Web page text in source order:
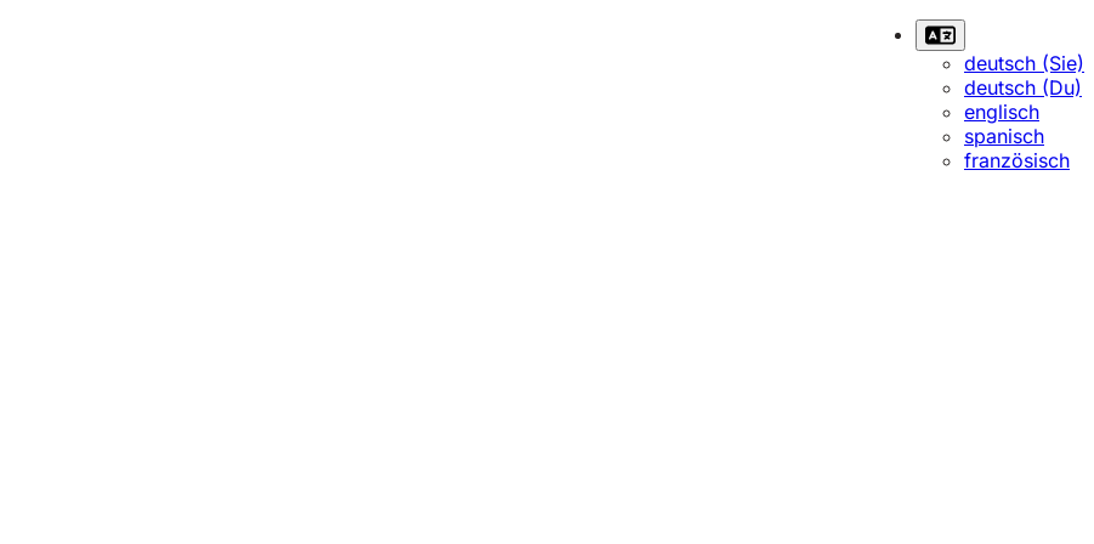
deutsch (Sie)
deutsch (Du)
englisch
spanisch
französisch